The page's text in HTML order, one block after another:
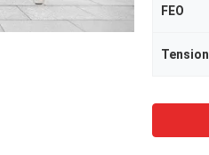
FEO
Tension